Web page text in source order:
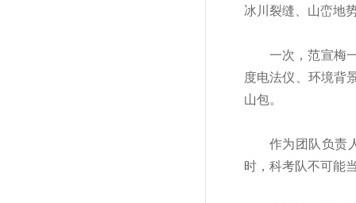
冰川裂缝、山峦地
一次，范宣梅
度电法仪、环境背
山包。
作为团队负责
时，科考队不可能